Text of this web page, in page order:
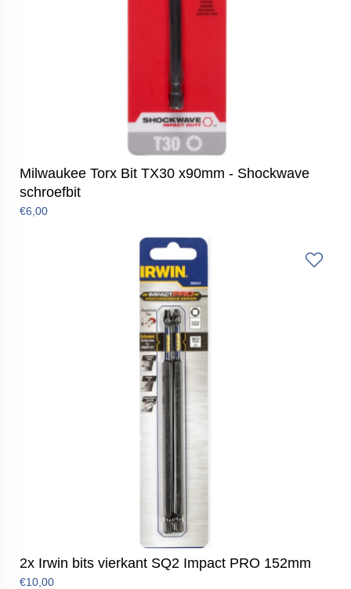
Milwaukee Torx Bit TX30 x90mm - Shockwave
schroefbit
€6,00
2x Irwin bits vierkant SQ2 Impact PRO 152mm
€10,00